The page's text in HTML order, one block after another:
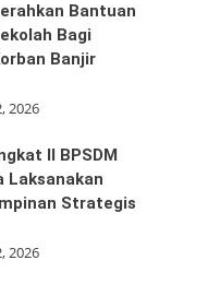
Bantuan
Bagi
Banjir
2026
II BPSDM
Laksanakan
Strategis
2026